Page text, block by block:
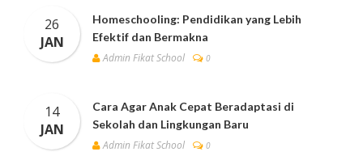
26
JAN
Homeschooling: Pendidikan yang Lebih
Efektif dan Bermakna
Admin Fikat School
0
14
JAN
Cara Agar Anak Cepat Beradaptasi di
Sekolah dan Lingkungan Baru
Admin Fikat School
0